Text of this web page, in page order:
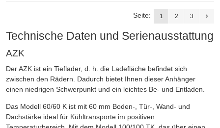
Seite: 1 2 3
Technische Daten und Serienausstattung
AZK
Der AZK ist ein Tieflader, d. h. die Ladefläche befindet sich
zwischen den Rädern. Dadurch bietet Ihnen dieser Anhänger
einen niedrigen Schwerpunkt und ein leichtes Be- und Entladen.
Das Modell 60/60 K ist mit 60 mm Boden-, Tür-, Wand- und
Dachstärke ideal für Kühltransporte im positiven